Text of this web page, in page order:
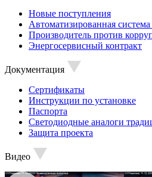
Новые поступления
Автоматизированная
Производитель против
Энергосервисный контракт
Документация
Сертификаты
Инструкции по установке
Паспорта
Светодиодные аналоги
Защита проекта
Видео